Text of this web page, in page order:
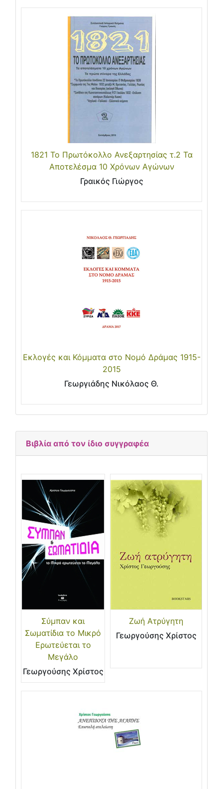
1821 Το Πρωτόκολλο Ανεξαρτησίας τ.2 Τα
Αποτελέσμα 10 Χρόνων Αγώνων
Γραικός Γιώργος
Εκλογές και Κόμματα στο Νομό Δράμας 1915-
2015
Γεωργιάδης Νικόλαος Θ.
Βιβλία από τον ίδιο συγγραφέα
Σύμπαν και
Σωματίδια το Μικρό
Ερωτεύεται το
Μεγάλο
Γεωργούσης Χρίστος
Ζωή Ατρύγητη
Γεωργούσης Χρίστος